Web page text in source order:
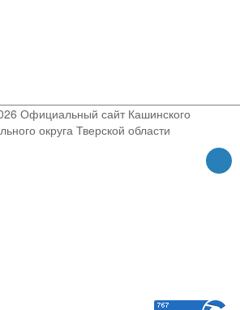
Официальный сайт Кашинского
округа Тверской области